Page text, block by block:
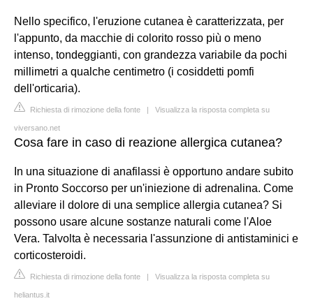
Nello specifico, l'eruzione cutanea è caratterizzata, per
l'appunto, da macchie di colorito rosso più o meno
intenso, tondeggianti, con grandezza variabile da pochi
millimetri a qualche centimetro (i cosiddetti pomfi
dell'orticaria).
Richiesta di rimozione della fonte | Visualizza la risposta completa su
viversano.net
Cosa fare in caso di reazione allergica cutanea?
In una situazione di anafilassi è opportuno andare subito
in Pronto Soccorso per un'iniezione di adrenalina. Come
alleviare il dolore di una semplice allergia cutanea? Si
possono usare alcune sostanze naturali come l'Aloe
Vera. Talvolta è necessaria l'assunzione di antistaminici e
corticosteroidi.
Richiesta di rimozione della fonte | Visualizza la risposta completa su
heliantus.it